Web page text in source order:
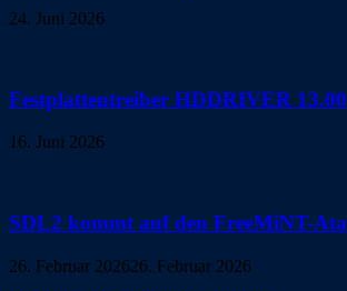
24. Juni 2026
Festplattentreiber HDDRIVER
16. Juni 2026
SDL2 kommt auf den FreeMiNT-
26. Februar 202626. Februar 2026